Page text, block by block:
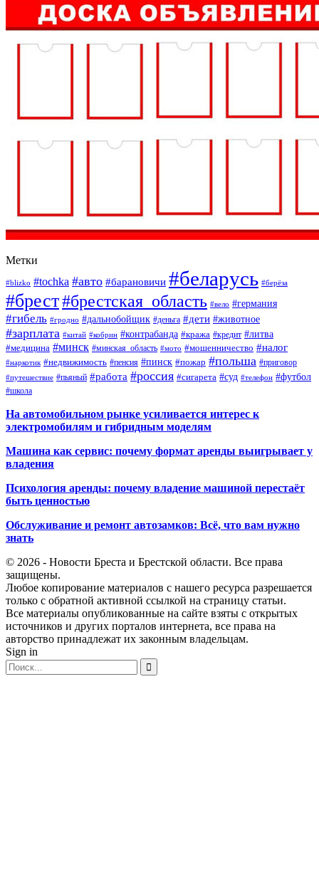
Метки
#blizko #tochka #авто #барановичи #беларусь #берёза
#брест#брестская_область #вело #германия
#гибель #гродно #дальнобойщик #деньга #дети #животное
#зарплата #китай #кобрин #контрабанда #кража #кредит #литва
#медицина #минск #минская_область #мото #мошенничество #налог
#наркотик #недвижимость #пенсия #пинск #пожар #польша #приговор
#путешествие #пьяный #работа #россия #сигарета #суд #телефон #футбол
#школа
На автомобильном рынке усиливается интерес к
электромобилям и гибридным моделям
Машина как сервис: почему формат аренды выигрывает у
владения
Психология аренды: почему владение машиной перестаёт
быть ценностью
Обслуживание и ремонт автозамков: Всё, что вам нужно
знать
© 2026 - Новости Бреста и Брестской области. Все права
защищены.
Любое копирование материалов с нашего ресурса разрешается
только с обратной активной ссылкой на страницу статьи.
Все материалы опубликованные на сайте взяты с открытых
источников и других порталов интернета, все права на
авторство принадлежат их законным владельцам.
Sign in